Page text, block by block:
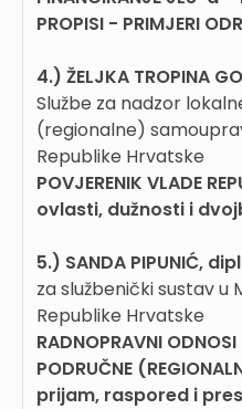
PROPISI - PRIMJERI
4.) ŽELJKA TROPINA
Službe za nadzor
(regionalne)
Republike Hrvatske
POVJERENIK VLADE
ovlasti, dužnosti i
5.) SANDA PIPUNIĆ,
za službenički sustav u
Republike Hrvatske
RADNOPRAVNI
PODRUČNE
prijam, raspored i